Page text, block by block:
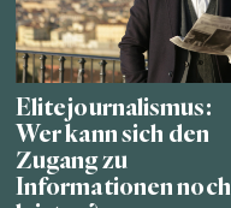
Elitejournalismus:
Wer kann sich den
Zugang zu
Informationen noch